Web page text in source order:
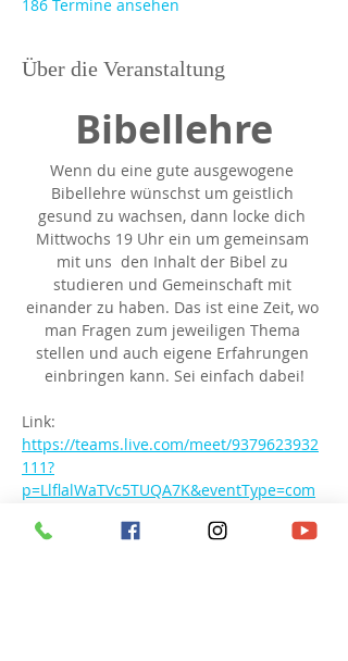
186 Termine ansehen
Über die Veranstaltung
Bibellehre
Wenn du eine gute ausgewogene
Bibellehre wünschst um geistlich
gesund zu wachsen, dann locke dich
Mittwochs 19 Uhr ein um gemeinsam
mit uns  den Inhalt der Bibel zu
studieren und Gemeinschaft mit
einander zu haben. Das ist eine Zeit, wo
man Fragen zum jeweiligen Thema
stellen und auch eigene Erfahrungen
einbringen kann. Sei einfach dabei!
Link:
https://teams.live.com/meet/9379623932
111?
p=LlflalWaTVc5TUQA7K&eventType=com